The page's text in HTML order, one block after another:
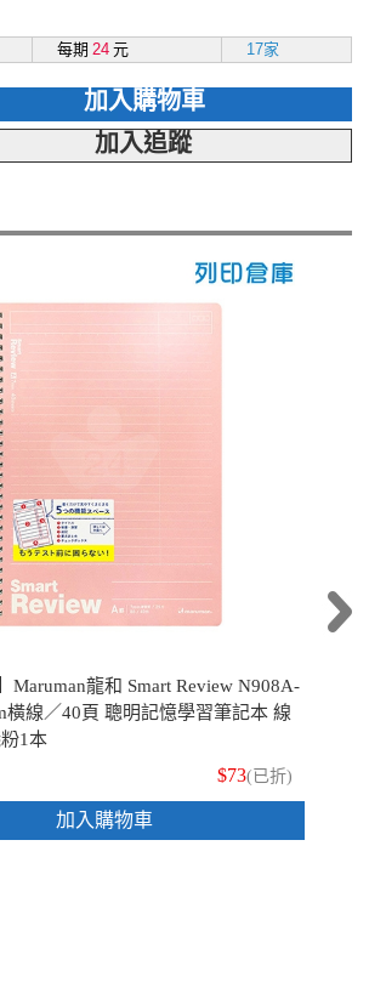
每期 24 元 17家
加入購物車
加入追蹤
Maruman龍和 Smart Review N908A-
橫線／40頁 聰明記憶學習筆記本 線
1本
$73(已折)
加入購物車